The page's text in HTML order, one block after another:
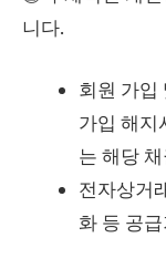
니다.
회원 가입
가입 해지
는 해당
전자상거
화 등 공